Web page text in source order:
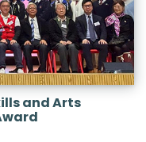
and Arts